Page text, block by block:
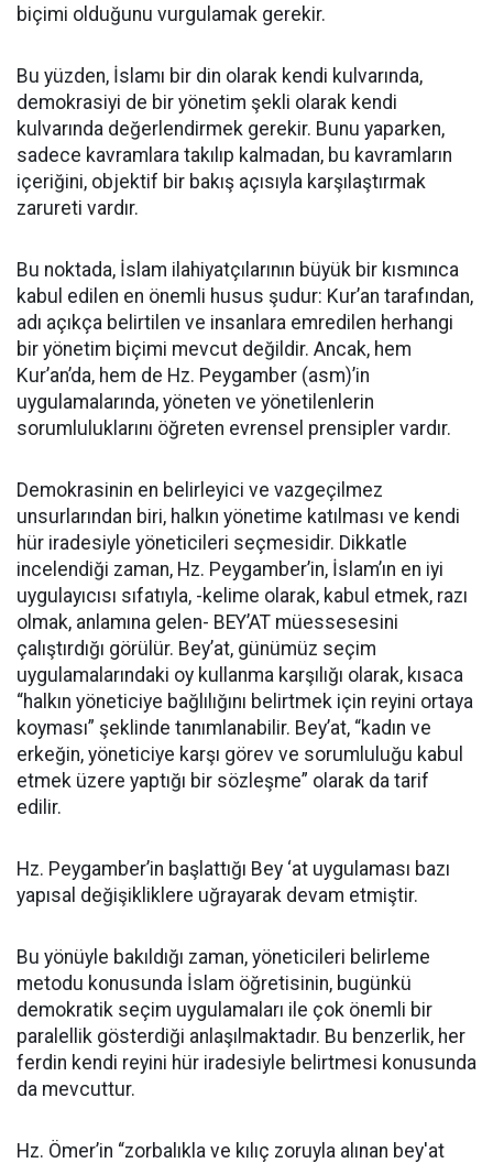
biçimi olduğunu vurgulamak gerekir.
Bu yüzden, İslamı bir din olarak kendi kulvarında,
demokrasiyi de bir yönetim şekli olarak kendi
kulvarında değerlendirmek gerekir. Bunu yaparken,
sadece kavramlara takılıp kalmadan, bu kavramların
içeriğini, objektif bir bakış açısıyla karşılaştırmak
zarureti vardır.
Bu noktada, İslam ilahiyatçılarının büyük bir kısmınca
kabul edilen en önemli husus şudur: Kur’an tarafından,
adı açıkça belirtilen ve insanlara emredilen herhangi
bir yönetim biçimi mevcut değildir. Ancak, hem
Kur’an’da, hem de Hz. Peygamber (asm)’in
uygulamalarında, yöneten ve yönetilenlerin
sorumluluklarını öğreten evrensel prensipler vardır.
Demokrasinin en belirleyici ve vazgeçilmez
unsurlarından biri, halkın yönetime katılması ve kendi
hür iradesiyle yöneticileri seçmesidir. Dikkatle
incelendiği zaman, Hz. Peygamber’in, İslam’ın en iyi
uygulayıcısı sıfatıyla, -kelime olarak, kabul etmek, razı
olmak, anlamına gelen- BEY’AT müessesesini
çalıştırdığı görülür. Bey’at, günümüz seçim
uygulamalarındaki oy kullanma karşılığı olarak, kısaca
“halkın yöneticiye bağlılığını belirtmek için reyini ortaya
koyması” şeklinde tanımlanabilir. Bey’at, “kadın ve
erkeğin, yöneticiye karşı görev ve sorumluluğu kabul
etmek üzere yaptığı bir sözleşme” olarak da tarif
edilir.
Hz. Peygamber’in başlattığı Bey ‘at uygulaması bazı
yapısal değişikliklere uğrayarak devam etmiştir.
Bu yönüyle bakıldığı zaman, yöneticileri belirleme
metodu konusunda İslam öğretisinin, bugünkü
demokratik seçim uygulamaları ile çok önemli bir
paralellik gösterdiği anlaşılmaktadır. Bu benzerlik, her
ferdin kendi reyini hür iradesiyle belirtmesi konusunda
da mevcuttur.
Hz. Ömer’in “zorbalıkla ve kılıç zoruyla alınan bey'at